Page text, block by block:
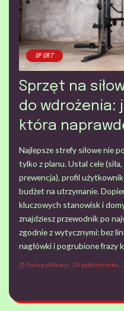
SPORT
Sprzęt na
do wdrożenia:
która
Najlepsze strefy siłowe nie
tylko z planu. Ustal cele
prewencja), profil
budżet na utrzymanie.
kluczowych stanowisk i
znajdziesz przewodnik po
zgodnie z wytycznymi: bez
nagłówki i pogrubione frazy
Data publikacji: 26 października,